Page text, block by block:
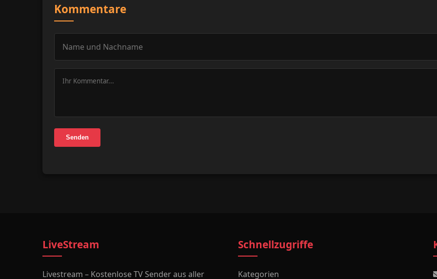
Kommentare
Senden
LiveStream
Livestream – Kostenlose TV Sender aus aller
Schnellzugriffe
Kategorien